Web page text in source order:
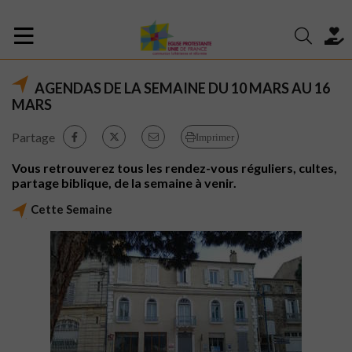
AGENDAS DE LA SEMAINE DU 10 MARS AU 16
MARS
Partage Imprimer
Vous retrouverez tous les rendez-vous réguliers, cultes,
partage biblique, de la semaine à venir.
Cette Semaine